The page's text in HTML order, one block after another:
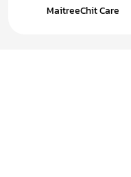
MaitreeChit Care